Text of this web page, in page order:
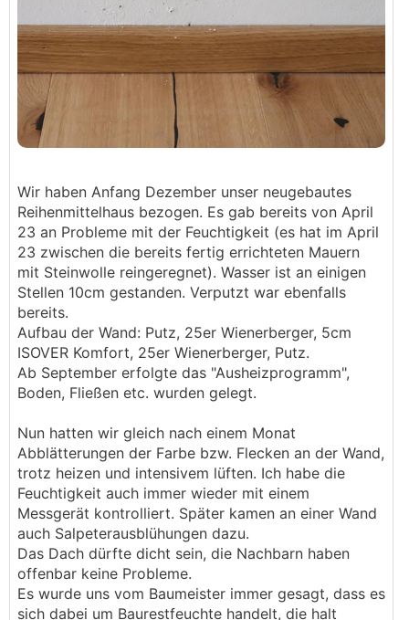
Wir haben Anfang Dezember unser neugebautes
Reihenmittelhaus bezogen. Es gab bereits von April
23 an Probleme mit der Feuchtigkeit (es hat im April
23 zwischen die bereits fertig errichteten Mauern
mit Steinwolle reingeregnet). Wasser ist an einigen
Stellen 10cm gestanden. Verputzt war ebenfalls
bereits.
Aufbau der Wand: Putz, 25er Wienerberger, 5cm
ISOVER Komfort, 25er Wienerberger, Putz.
Ab September erfolgte das "Ausheizprogramm",
Boden, Fließen etc. wurden gelegt.
Nun hatten wir gleich nach einem Monat
Abblätterungen der Farbe bzw. Flecken an der Wand,
trotz heizen und intensivem lüften. Ich habe die
Feuchtigkeit auch immer wieder mit einem
Messgerät kontrolliert. Später kamen an einer Wand
auch Salpeterausblühungen dazu.
Das Dach dürfte dicht sein, die Nachbarn haben
offenbar keine Probleme.
Es wurde uns vom Baumeister immer gesagt, dass es
sich dabei um Baurestfeuchte handelt, die halt